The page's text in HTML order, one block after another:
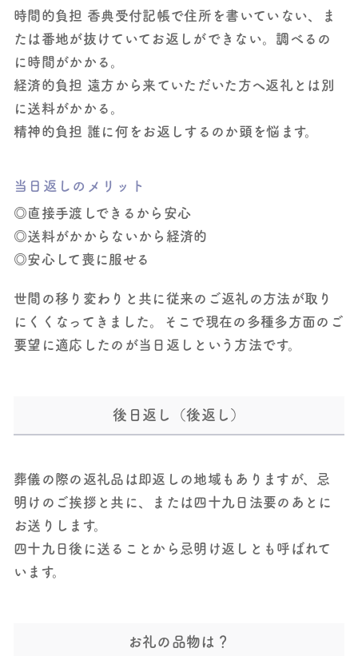
時間的負担 香典受付記帳で住所を書いていない、ま
たは番地が抜けていてお返しができない。調べるの
に時間がかかる。
経済的負担 遠方から来ていただいた方へ返礼とは別
に送料がかかる。
精神的負担 誰に何をお返しするのか頭を悩ます。
当日返しのメリット
◎直接手渡しできるから安心
◎送料がかからないから経済的
◎安心して喪に服せる
世間の移り変わりと共に従来のご返礼の方法が取り
にくくなってきました。そこで現在の多種多方面のご
要望に適応したのが当日返しという方法です。
後日返し（後返し）
葬儀の際の返礼品は即返しの地域もありますが、忌
明けのご挨拶と共に、または四十九日法要のあとに
お送りします。
四十九日後に送ることから忌明け返しとも呼ばれて
います。
お礼の品物は？